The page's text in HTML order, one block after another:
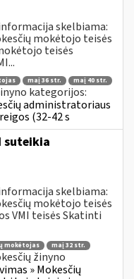
skelbiama:
mokėtojo teisės
teisės
maį 36 str.
maį 40 str.
kategorijos:
administratoriaus
(32-42 s
suteikia
skelbiama:
mokėtojo teisės
VMI teisės Skatinti
mokėtojas
maį 32 str.
žinyno
» Mokesčių